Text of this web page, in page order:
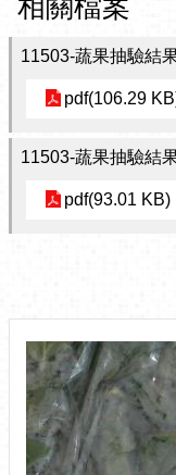
相關檔案
11503-蔬果抽驗結
pdf(106.29
11503-蔬果抽驗結
pdf(93.01 KB)